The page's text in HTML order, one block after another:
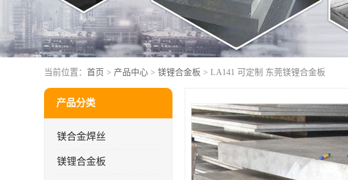
当前位置： 首页 > 产品中心 > 镁锂合金板 > LA141 可定制 东莞镁锂合金板
产品分类
镁合金焊丝
镁锂合金板